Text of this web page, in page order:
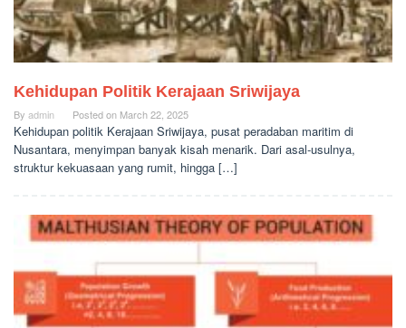
Kehidupan Politik Kerajaan Sriwijaya
By admin Posted on March 22, 2025
Kehidupan politik Kerajaan Sriwijaya, pusat peradaban maritim di
Nusantara, menyimpan banyak kisah menarik. Dari asal-usulnya,
struktur kekuasaan yang rumit, hingga […]